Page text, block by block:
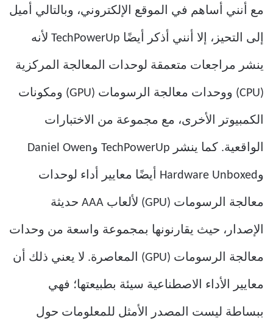
مع أنني أساهم في الموقع الإلكتروني، وبالتالي أميل
إلى التحيز، إلا أنني أذكر أيضًا TechPowerUp لأنه
ينشر مراجعات متعمقة لوحدات المعالجة المركزية
(CPU) ووحدات معالجة الرسومات (GPU) ومكونات
الكمبيوتر الأخرى، مع مجموعة من الاختبارات
الواقعية. كما ينشر TechPowerUp وDaniel Owen
وHardware Unboxed أيضًا معايير أداء لوحدات
معالجة الرسومات (GPU) لألعاب AAA حديثة
الإصدار، حيث يقارنونها بمجموعة واسعة من وحدات
معالجة الرسومات (GPU) المعاصرة. لا يعني ذلك أن
معايير الأداء الاصطناعية سيئة بطبيعتها؛ فهي
ببساطة ليست المصدر الأمثل للمعلومات حول